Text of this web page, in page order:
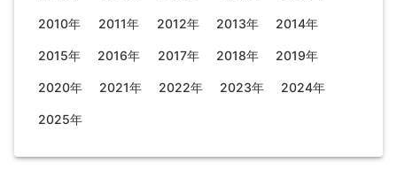
2010年 2011年 2012年 2013年 2014年
2015年 2016年 2017年 2018年 2019年
2020年 2021年 2022年 2023年 2024年
2025年